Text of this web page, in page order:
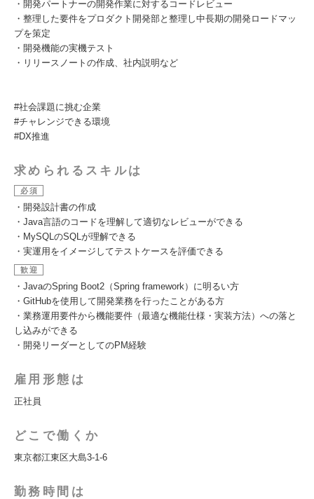
・開発パートナーの開発作業に対するコードレビュー
・整理した要件をプロダクト開発部と整理し中長期の開発ロードマッ
プを策定
・開発機能の実機テスト
・リリースノートの作成、社内説明など
#社会課題に挑む企業
#チャレンジできる環境
#DX推進
求められるスキルは
必須
・開発設計書の作成
・Java言語のコードを理解して適切なレビューができる
・MySQLのSQLが理解できる
・実運用をイメージしてテストケースを評価できる
歓迎
・JavaのSpring Boot2（Spring framework）に明るい方
・GitHubを使用して開発業務を行ったことがある方
・業務運用要件から機能要件（最適な機能仕様・実装方法）への落と
し込みができる
・開発リーダーとしてのPM経験
雇用形態は
正社員
どこで働くか
東京都江東区大島3-1-6
勤務時間は